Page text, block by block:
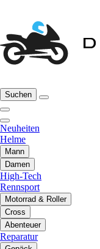
Suchen
Neuheiten
Helme
Mann
Damen
High-Tech
Rennsport
Motorrad & Roller
Cross
Abenteuer
Reparatur